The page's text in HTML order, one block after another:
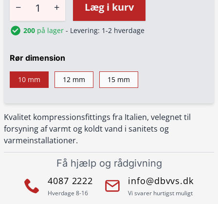
Kvalitet kompressionsfittings fra Italien, velegnet til
forsyning af varmt og koldt vand i sanitets og
varmeinstallationer.
− + Læg i kurv
200 på lager - Levering: 1-2 hverdage
Rør dimension
10 mm 12 mm 15 mm
Få hjælp og rådgivning
4087 2222
Hverdage 8-16
info@dbvvs.dk
Vi svarer hurtigst muligt